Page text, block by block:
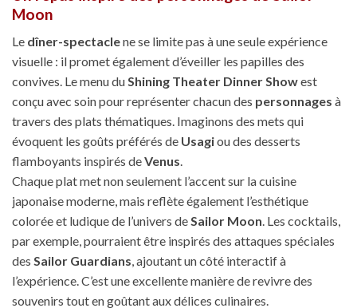
Moon
Le dîner-spectaclene se limite pas à une seule expérience
visuelle : il promet également d’éveiller les papilles des
convives. Le menu duShining Theater Dinner Showest
conçu avec soin pour représenter chacun des personnages à
travers des plats thématiques. Imaginons des mets qui
évoquent les goûts préférés de Usagiou des desserts
flamboyants inspirés deVenus.
Chaque plat met non seulement l’accent sur la cuisine
japonaise moderne, mais reflète également l’esthétique
colorée et ludique de l’univers deSailor Moon. Les cocktails,
par exemple, pourraient être inspirés des attaques spéciales
des Sailor Guardians, ajoutant un côté interactif à
l’expérience. C’est une excellente manière de revivre des
souvenirs tout en goûtant aux délices culinaires.